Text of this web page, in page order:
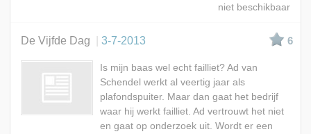
De Vijfde Dag 3-7-2013 6
Is mijn baas wel echt failliet? Ad van
Schendel werkt al veertig jaar als
plafondspuiter. Maar dan gaat het bedrijf
waar hij werkt failliet. Ad vertrouwt het niet
en gaat op onderzoek uit. Wordt er een